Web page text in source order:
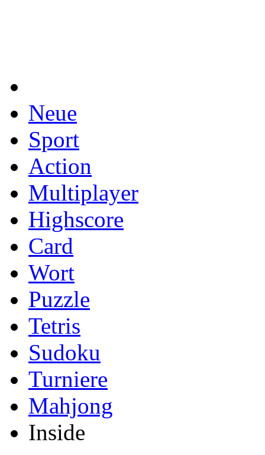
Neue
Sport
Action
Multiplayer
Highscore
Card
Wort
Puzzle
Tetris
Sudoku
Turniere
Mahjong
Inside